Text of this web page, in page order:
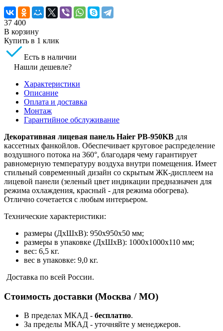
37 400
В корзину
Купить в 1 клик
Есть в наличии
Нашли дешевле?
Характеристики
Описание
Оплата и доставка
Монтаж
Гарантийное обслуживание
Декоративная лицевая панель Haier PB-950KB для
кассетных фанкойлов. Обеспечивает круговое распределение
воздушного потока на 360°, благодаря чему гарантирует
равномерную температуру воздуха внутри помещения. Имеет
стильный современный дизайн со скрытым ЖК-дисплеем на
лицевой панели (зеленый цвет индикации предназначен для
режима охлаждения, красный - для режима обогрева).
Отлично сочетается с любым интерьером.
Технические характеристики:
размеры (ДхШxВ): 950x950x50 мм;
размеры в упаковке (ДхШxВ): 1000x1000x110 мм;
вес: 6,5 кг.
вес в упаковке: 9,0 кг.
Доставка по всей России.
Стоимость доставки (Москва / МО)
В пределах МКАД - бесплатно.
За пределы МКАД - уточняйте у менеджеров.